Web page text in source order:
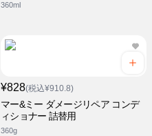
360ml
¥828(税込¥910.8)
マー&ミー ダメージリペア コンデ
ィショナー 詰替用
360g